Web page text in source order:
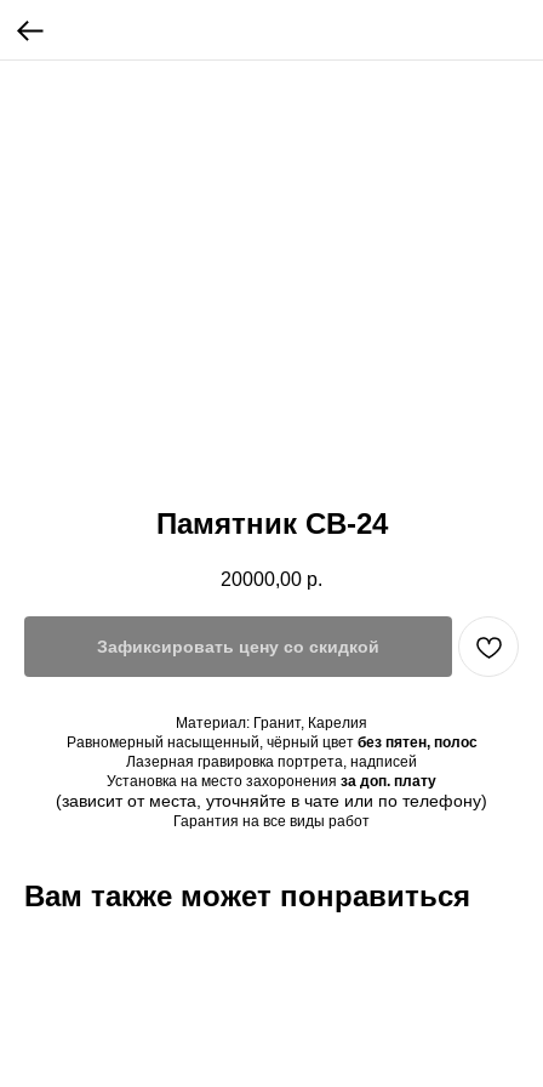
Памятник СВ-24
20000,00 р.
Зафиксировать цену со скидкой
Материал: Гранит, Карелия
Равномерный насыщенный, чёрный цвет без пятен, полос
Лазерная гравировка портрета, надписей
Установка на место захоронения за доп. плату
(зависит от места, уточняйте в чате или по телефону)
Гарантия на все виды работ
Вам также может понравиться